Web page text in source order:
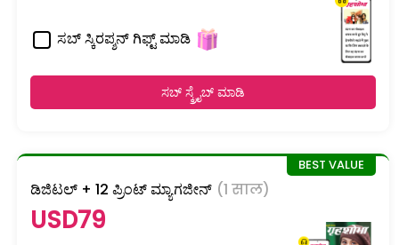
ಸಬ್ ಸ್ಕಿರಪ್ಶನ್ ಗಿಫ್ಟ್ ಮಾಡಿ
ಸಬ್ ಸ್ಕ್ರೈಬ್ ಮಾಡಿ
ಡಿಜಿಟಲ್ + 12 ಪ್ರಿಂಟ್ ಮ್ಯಾಗಜೀನ್ (1 साल)
USD79